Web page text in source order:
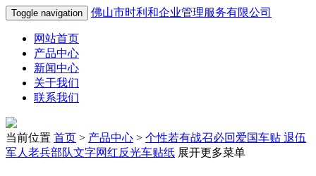
Toggle navigation 佛山市时利和企业管理服务有限公司
网站首页
产品中心
新闻中心
关于我们
联系我们
当前位置 首页 > 产品中心 > 个性若有战召必回爱国车贴 退伍
军人老兵部队文字网红反光车贴纸 展开更多菜单